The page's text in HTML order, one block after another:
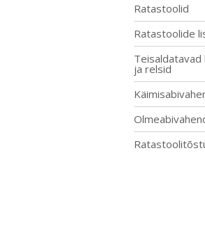
Ratastoolid
Ratastoolide
Teisaldatavad
ja relsid